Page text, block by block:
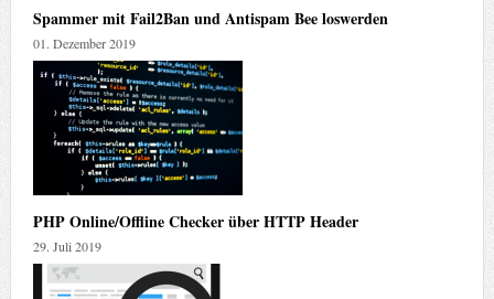
Spammer mit Fail2Ban und Antispam Bee loswerden
01. Dezember 2019
PHP Online/Offline Checker über HTTP Header
29. Juli 2019